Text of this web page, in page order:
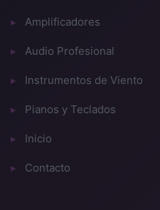
Amplificadores
Audio Profesional
Instrumentos de Viento
Pianos y Teclados
Inicio
Contacto